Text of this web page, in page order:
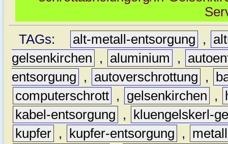
TAGs:
alt-metall-entsorgung ,
gelsenkirchen
, aluminium ,
entsorgung
, autoverschrottung ,
computerschrott , gelsenkirchen ,
kabel-entsorgung
,
kluengelskerl-
kupfer , kupfer-entsorgung ,
metall